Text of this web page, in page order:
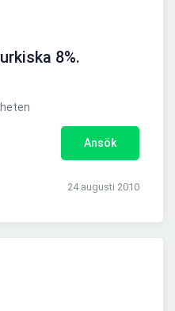
8%.
Ansök
24 augusti 2010